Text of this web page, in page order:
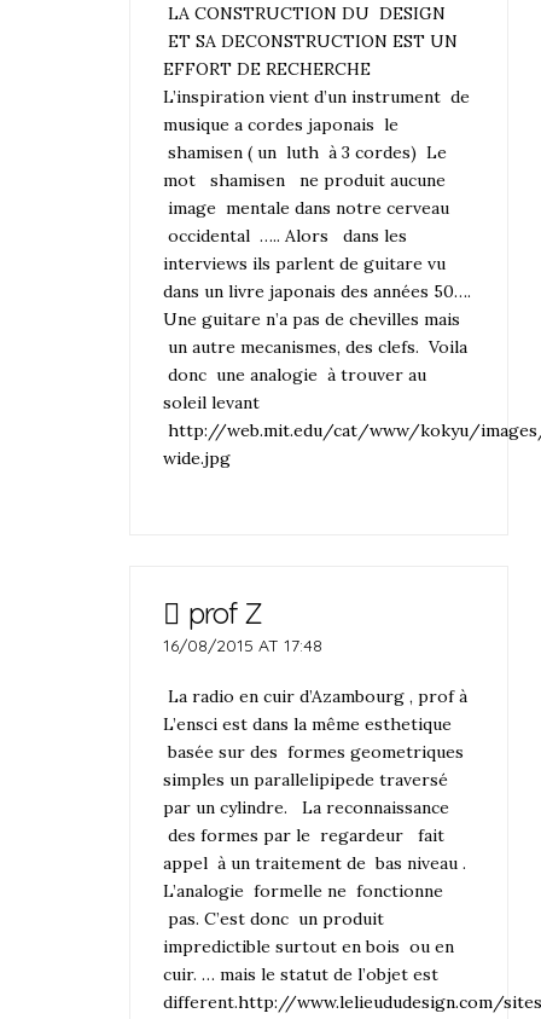
LA CONSTRUCTION DU DESIGN
ET SA DECONSTRUCTION EST UN
EFFORT DE RECHERCHE
L’inspiration vient d’un instrument de
musique a cordes japonais le
shamisen ( un luth à 3 cordes) Le
mot shamisen ne produit aucune
image mentale dans notre cerveau
occidental ….. Alors dans les
interviews ils parlent de guitare vu
dans un livre japonais des années 50….
Une guitare n’a pas de chevilles mais
un autre mecanismes, des clefs. Voila
donc une analogie à trouver au
soleil levant
http://web.mit.edu/cat/www/kokyu/
wide.jpg
prof Z
16/08/2015 AT 17:48
La radio en cuir d’Azambourg , prof à
L’ensci est dans la même esthetique
basée sur des formes geometriques
simples un parallelipipede traversé
par un cylindre. La reconnaissance
des formes par le regardeur fait
appel à un traitement de bas niveau .
L’analogie formelle ne fonctionne
pas. C’est donc un produit
impredictible surtout en bois ou en
cuir. … mais le statut de l’objet est
different.http://www.lelieududesign.com/